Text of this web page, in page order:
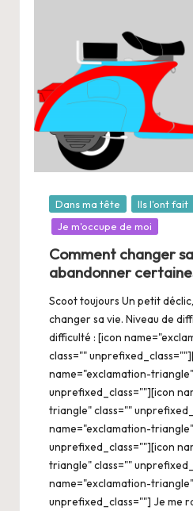
Posté
dans
Dans ma tête
Ils l'ont fait
Je m'occupe de moi
Comment changer
abandonner
Scoot toujours Un petit
changer sa vie. Niveau de
difficulté : [icon
class=""
name="exclamation-
unprefixed_class=""][icon
triangle" class=""
name="exclamation-
unprefixed_class=""][icon
triangle" class=""
name="exclamation-
unprefixed_class=""] Je me